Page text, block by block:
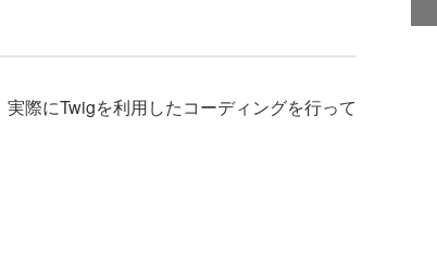
際にTwigを利用したコーディングを行って